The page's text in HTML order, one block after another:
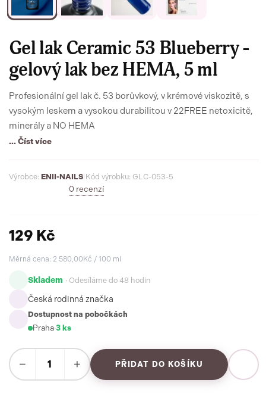
Gel lak Ceramic 53 Blueberry -
gelový lak bez HEMA, 5 ml
Profesionální gel lak č. 53 borůvkový, v krémové viskozitě, s
vysokým leskem a vysokou durabilitou v 22FREE netoxicitě,
minerály a NO HEMA
... Číst více
Výrobce: ENII-NAILS Kód výrobku: GLC-053-5
0 recenzí
129 Kč
Měrná cena: 2 580,00Kč / 100 ml
Skladem · Odesíláme do 48 hodin
Česká rodinná značka
Dostupnost na pobočkách
Praha·3 ks
− + PŘIDAT DO KOŠÍKU